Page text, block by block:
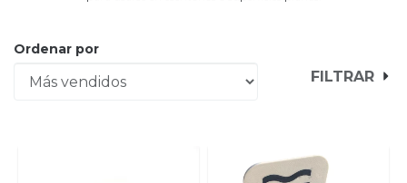
Ordenar por
FILTRAR